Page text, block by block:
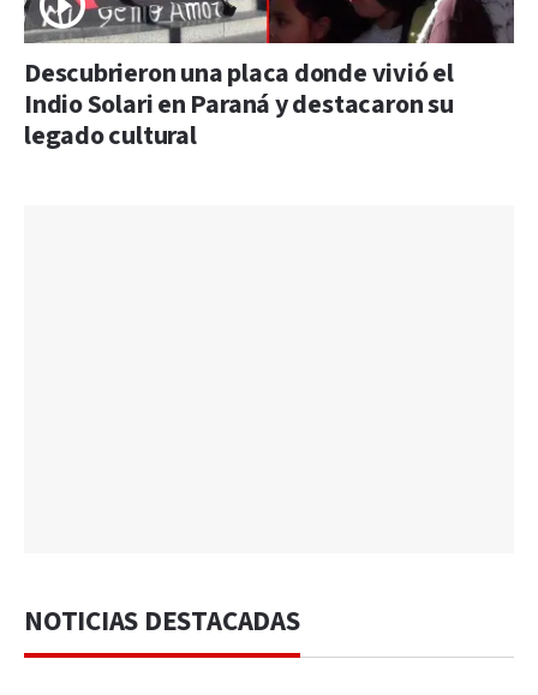
Descubrieron una placa donde vivió el
Indio Solari en Paraná y destacaron su
legado cultural
NOTICIAS DESTACADAS